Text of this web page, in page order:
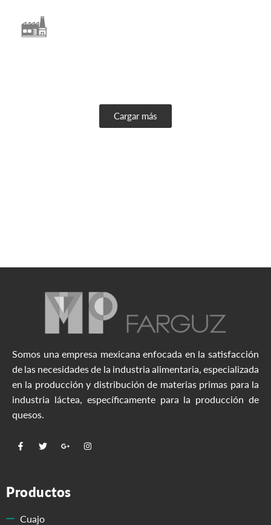
Cargar más
Somos una empresa mexicana enfocada en la satisfacción
de las necesidades de la industria alimentaria, especializada
en la producción y distribución de materias primas para la
industria láctea, específicamente para la producción de
quesos.
Productos
Cuajo